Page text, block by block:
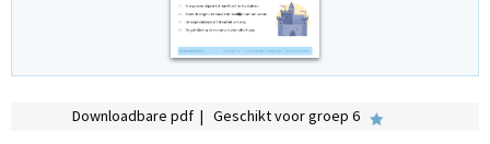
Downloadbare pdf | Geschikt voor groep 6